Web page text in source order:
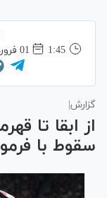
1:45
01 فروردين 1404
گزارش|
از ابقا تا
سقوط با